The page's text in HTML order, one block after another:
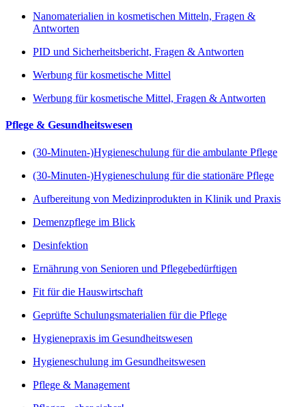
Nanomaterialien in kosmetischen Mitteln, Fragen &
Antworten
PID und Sicherheitsbericht, Fragen & Antworten
Werbung für kosmetische Mittel
Werbung für kosmetische Mittel, Fragen & Antworten
Pflege & Gesundheitswesen
(30-Minuten-)Hygieneschulung für die ambulante Pflege
(30-Minuten-)Hygieneschulung für die stationäre Pflege
Aufbereitung von Medizinprodukten in Klinik und Praxis
Demenzpflege im Blick
Desinfektion
Ernährung von Senioren und Pflegebedürftigen
Fit für die Hauswirtschaft
Geprüfte Schulungsmaterialien für die Pflege
Hygienepraxis im Gesundheitswesen
Hygieneschulung im Gesundheitswesen
Pflege & Management